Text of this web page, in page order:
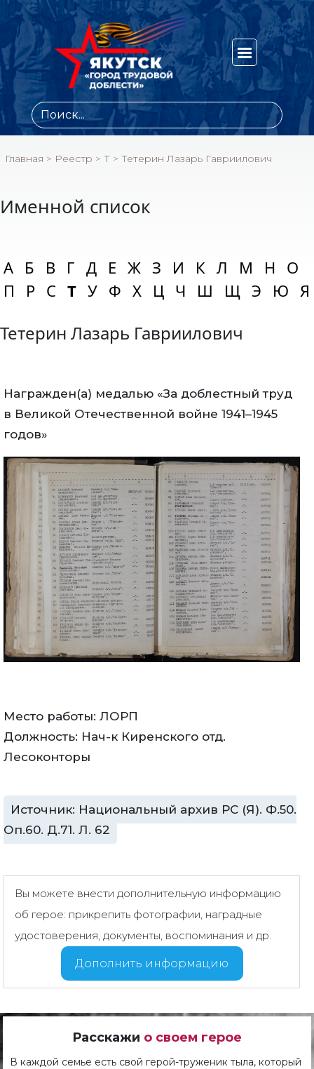
Главная > Реестр > Т > Тетерин Лазарь Гавриилович
Именной список
А Б В Г Д Е Ж З И К Л М Н О
П
Р С Т У Ф Х Ц Ч Ш Щ Э Ю Я
Тетерин Лазарь Гавриилович
Награжден(а) медалью «За доблестный труд
в Великой Отечественной войне 1941–1945
годов»
Место работы: ЛОРП
Должность: Нач-к Киренского отд.
Лесоконторы
Источник: Национальный архив РС (Я). Ф.50.
Оп.60. Д.71. Л. 62
Вы можете внести дополнительную информацию
об герое: прикрепить фотографии, наградные
удостоверения, документы, воспоминания и др.
Дополнить информацию
Расскажи о своем герое
В каждой семье есть свой герой-труженик тыла, который